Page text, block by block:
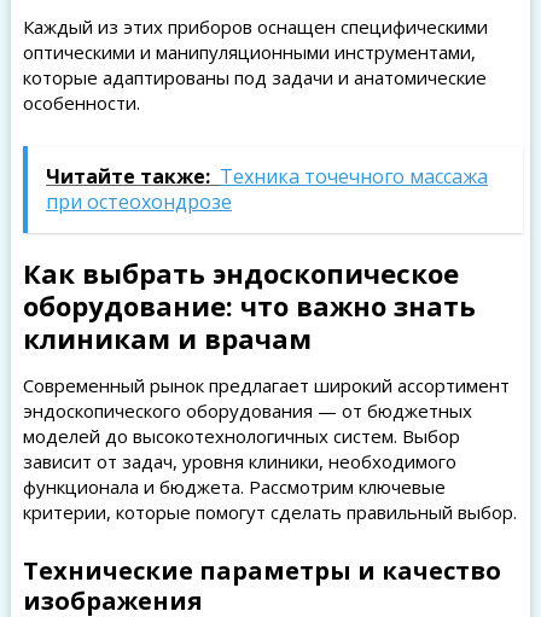
Каждый из этих приборов оснащен специфическими
оптическими и манипуляционными инструментами,
которые адаптированы под задачи и анатомические
особенности.
Читайте также: Техника точечного массажа
при остеохондрозе
Как выбрать эндоскопическое
оборудование: что важно знать
клиникам и врачам
Современный рынок предлагает широкий ассортимент
эндоскопического оборудования — от бюджетных
моделей до высокотехнологичных систем. Выбор
зависит от задач, уровня клиники, необходимого
функционала и бюджета. Рассмотрим ключевые
критерии, которые помогут сделать правильный выбор.
Технические параметры и качество
изображения